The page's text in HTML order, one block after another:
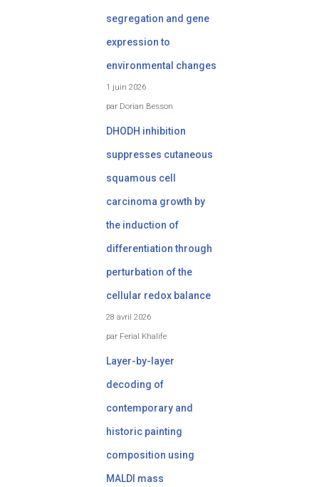
segregation and gene
expression to
environmental changes
1 juin 2026
par Dorian Besson
DHODH inhibition
suppresses cutaneous
squamous cell
carcinoma growth by
the induction of
differentiation through
perturbation of the
cellular redox balance
28 avril 2026
par Ferial Khalife
Layer-by-layer
decoding of
contemporary and
historic painting
composition using
MALDI mass